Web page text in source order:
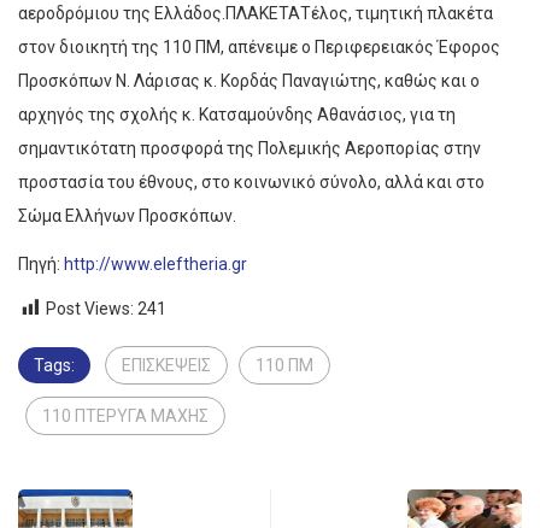
αεροδρόμιου της Ελλάδος.ΠΛΑΚΕΤΑΤέλος, τιμητική πλακέτα
στον διοικητή της 110 ΠΜ, απένειμε ο Περιφερειακός Έφορος
Προσκόπων Ν. Λάρισας κ. Κορδάς Παναγιώτης, καθώς και ο
αρχηγός της σχολής κ. Κατσαμούνδης Αθανάσιος, για τη
σημαντικότατη προσφορά της Πολεμικής Αεροπορίας στην
προστασία του έθνους, στο κοινωνικό σύνολο, αλλά και στο
Σώμα Ελλήνων Προσκόπων.
Πηγή: http://www.eleftheria.gr
Post Views: 241
Tags: ΕΠΙΣΚΕΨΕΙΣ 110 ΠΜ
110 ΠΤΕΡΥΓΑ ΜΑΧΗΣ